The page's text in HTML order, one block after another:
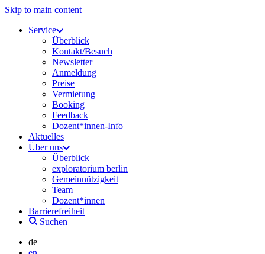
Skip to main content
Service
Überblick
Kontakt/Besuch
Newsletter
Anmeldung
Preise
Vermietung
Booking
Feedback
Dozent*innen-Info
Aktuelles
Über uns
Überblick
exploratorium berlin
Gemeinnützigkeit
Team
Dozent*innen
Barrierefreiheit
Suchen
de